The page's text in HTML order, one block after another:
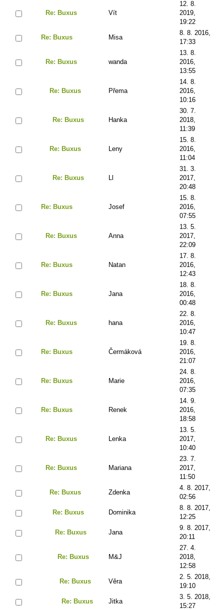
Re: Buxus Vít
12. 8.
2019,
19:22
Re: Buxus Misa
8. 8. 2016,
17:33
Re: Buxus wanda
13. 8.
2016,
13:55
Re: Buxus Přema
14. 8.
2016,
10:16
Re: Buxus Hanka
30. 7.
2018,
11:39
Re: Buxus Leny
15. 8.
2016,
11:04
Re: Buxus
31. 3.
2017,
20:48
Re: Buxus Josef
15. 8.
2016,
07:55
Re: Buxus Anna
13. 5.
2017,
22:09
Re: Buxus Natan
17. 8.
2016,
12:43
Re: Buxus Jana
18. 8.
2016,
00:48
Re: Buxus hana
22. 8.
2016,
10:47
Re: Buxus Čermáková
19. 8.
2016,
21:07
Re: Buxus Marie
24. 8.
2016,
07:35
Re: Buxus Renek
14. 9.
2016,
18:58
Re: Buxus Lenka
13. 5.
2017,
10:40
Re: Buxus Mariana
23. 7.
2017,
11:50
Re: Buxus Zdenka
4. 8. 2017,
02:56
Re: Buxus Dominika
8. 8. 2017,
12:25
Re: Buxus Jana
9. 8. 2017,
20:11
Re: Buxus M&J
27. 4.
2018,
12:58
Re: Buxus Věra
2. 5. 2018,
19:10
Re: Buxus Jitka
3. 5. 2018,
15:27